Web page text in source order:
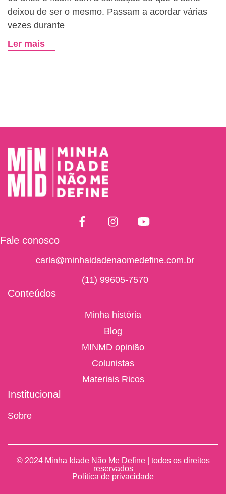
deixou de ser o mesmo. Passam a acordar várias
vezes durante
Ler mais
Fale conosco
carla@minhaidadenaomedefine.com.br
(11) 99605-7570
Conteúdos
Minha história
Blog
MINMD opinião
Colunistas
Materiais Ricos
Institucional
Sobre
© 2024 Minha Idade Não Me Define | todos os direitos
reservados
Política de privacidade